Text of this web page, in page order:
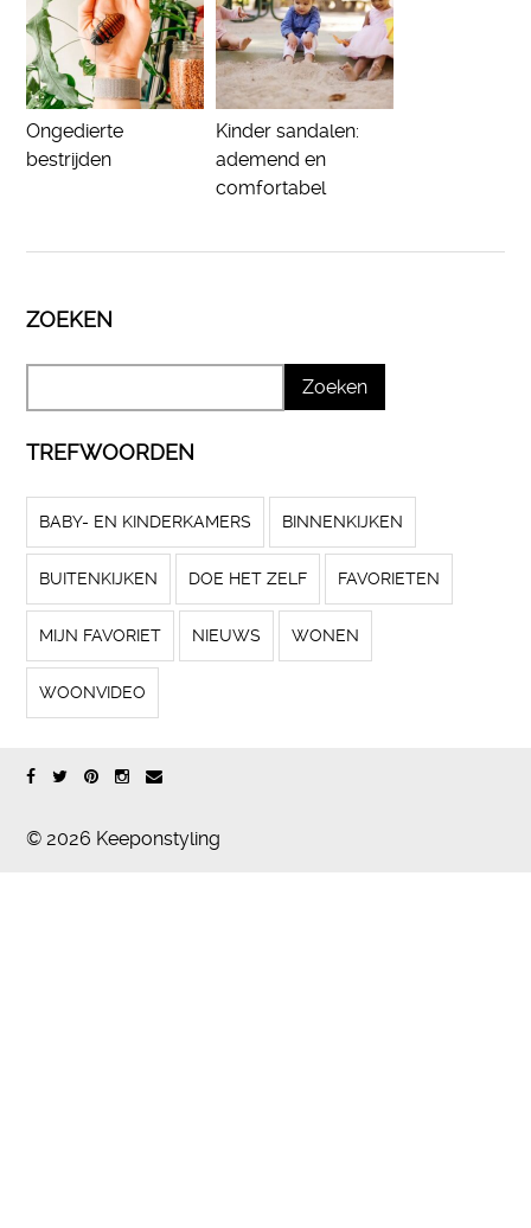
Ongedierte
bestrijden
Kinder sandalen:
ademend en
comfortabel
ZOEKEN
TREFWOORDEN
BABY- EN KINDERKAMERS BINNENKIJKEN
BUITENKIJKEN DOE HET ZELF FAVORIETEN
MIJN FAVORIET NIEUWS WONEN
WOONVIDEO
© 2026 Keeponstyling